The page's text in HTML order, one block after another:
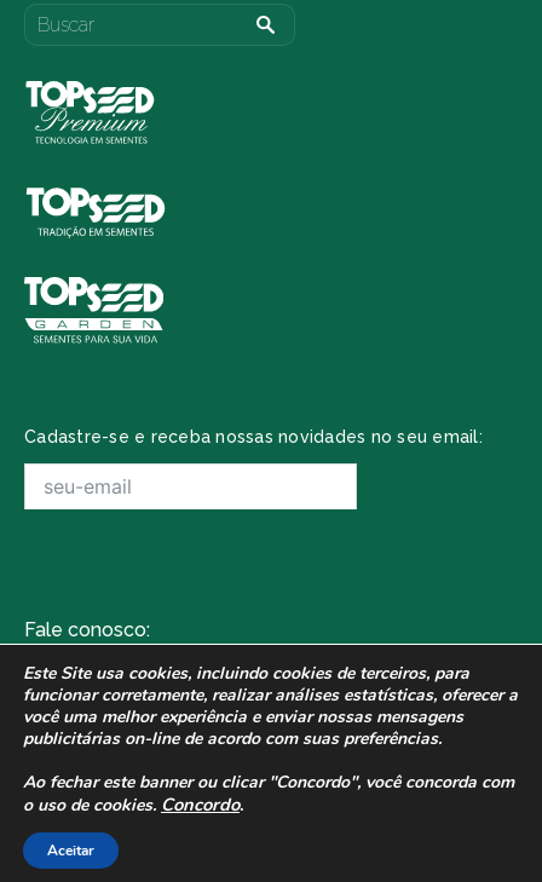
Cadastre-se e receba nossas novidades no seu email:
Fale conosco:
Av. Wilson Folador, 1531
(16) 3242-4141
contato@plantseed.com.br
2021 - Plantseed, uma empresa do grupo
Plantytec. Todos os direitos reservados.
Este Site usa cookies, incluindo cookies de terceiros, para
funcionar corretamente, realizar análises estatísticas, oferecer a
você uma melhor experiência e enviar nossas mensagens
publicitárias on-line de acordo com suas preferências.
Ao fechar este banner ou clicar "Concordo", você concorda com
o uso de cookies. Concordo.
Aceitar